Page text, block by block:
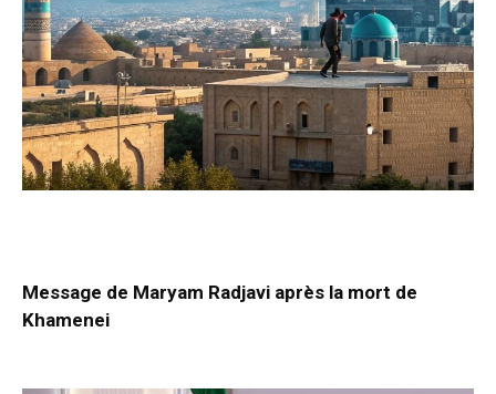
Message de Maryam Radjavi après la mort de
Khamenei